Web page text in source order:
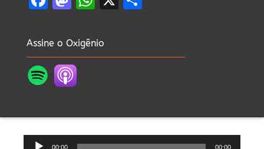
Assine o Oxigênio
Tocador00:00 00:00